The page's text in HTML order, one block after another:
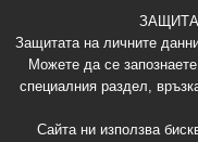
Защитата на личните
Можете да се
специалния раздел,
Сайта ни използва